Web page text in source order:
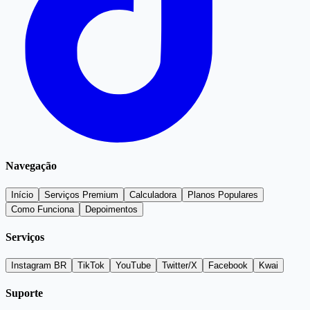
Navegação
Início Serviços Premium Calculadora
Planos Populares
Como Funciona
Depoimentos
Serviços
Instagram BR TikTok YouTube Twitter/X Facebook Kwai
Suporte